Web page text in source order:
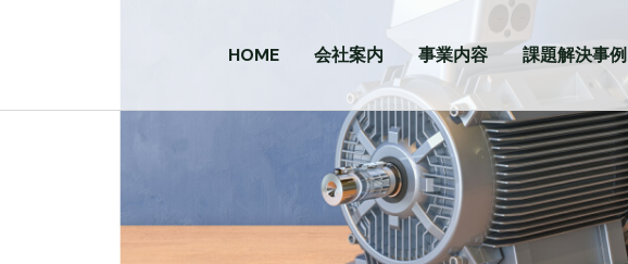
HOME 会社案内 事業内容 課題解決事例